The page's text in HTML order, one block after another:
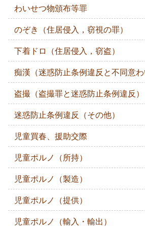
わいせつ物頒布等罪
のぞき（住居侵入，窃視の罪）
下着ドロ（住居侵入，窃盗）
痴漢（迷惑防止条例違反と不同意わ
盗撮（盗撮罪と迷惑防止条例違反）
迷惑防止条例違反（その他）
児童買春、援助交際
児童ポルノ（所持）
児童ポルノ（製造）
児童ポルノ（提供）
児童ポルノ（輸入・輸出）